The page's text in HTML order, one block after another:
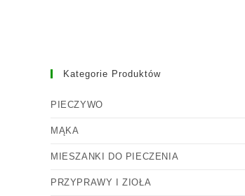
Kategorie Produktów
PIECZYWO
MĄKA
MIESZANKI DO PIECZENIA
PRZYPRAWY I ZIOŁA